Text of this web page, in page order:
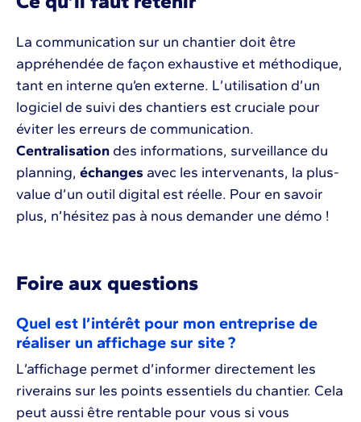
La communication sur un chantier doit être
appréhendée de façon exhaustive et méthodique,
tant en interne qu’en externe. L’utilisation d’un
logiciel de suivi des chantiers est cruciale pour
éviter les erreurs de communication.
Centralisation des informations, surveillance du
planning, échanges avec les intervenants, la plus-
value d’un outil digital est réelle. Pour en savoir
plus, n’hésitez pas à nous demander une démo !
Foire aux questions
Quel est l’intérêt pour mon entreprise de
réaliser un affichage sur site ?
L’affichage permet d’informer directement les
riverains sur les points essentiels du chantier. Cela
peut aussi être rentable pour vous si vous